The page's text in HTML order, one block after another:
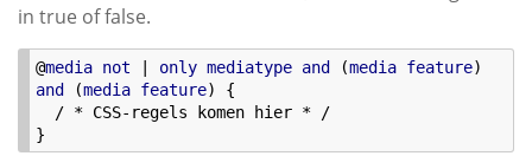
in true of false.
@media not only mediatype and (media feature
and
(media feature) {